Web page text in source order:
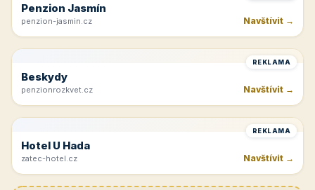
Penzion Jasmín
penzion-jasmin.cz Navštívit →